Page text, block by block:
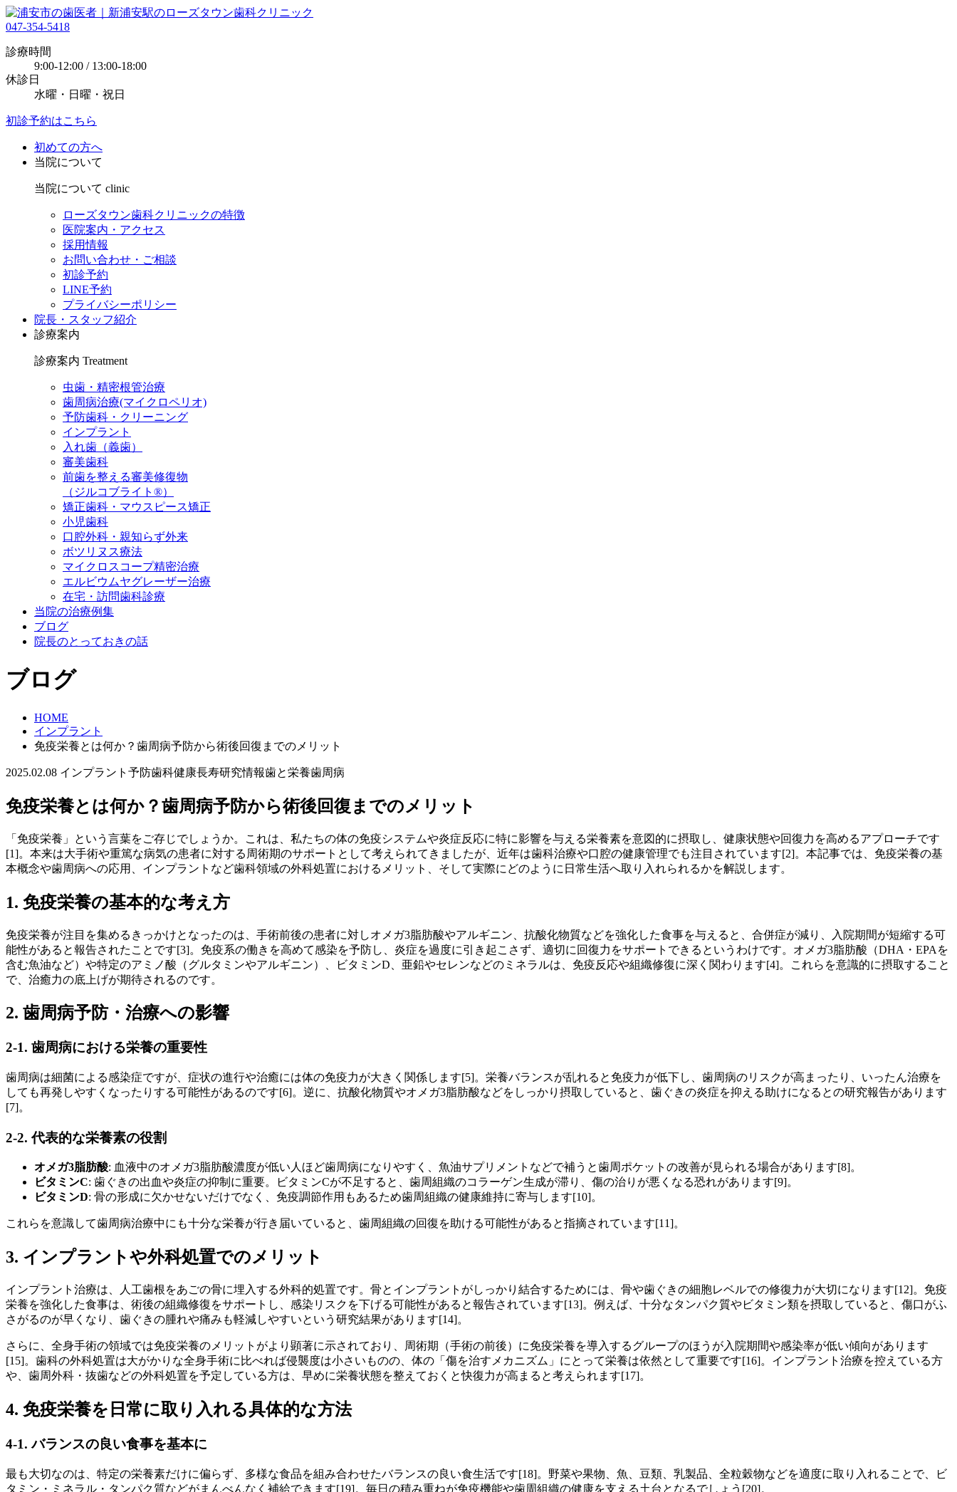
047-354-5418
診療時間
9:00-12:00 / 13:00-18:00
休診日
水曜・日曜・祝日
初診予約はこちら
初めての方へ
当院について
当院について clinic
ローズタウン歯科クリニックの特徴
医院案内・アクセス
採用情報
お問い合わせ・ご相談
初診予約
LINE予約
プライバシーポリシー
院長・スタッフ紹介
診療案内
診療案内 Treatment
虫歯・精密根管治療
歯周病治療(マイクロペリオ)
予防歯科・クリーニング
インプラント
入れ歯（義歯）
審美歯科
前歯を整える審美修復物
（ジルコブライト®）
矯正歯科・マウスピース矯正
小児歯科
口腔外科・親知らず外来
ボツリヌス療法
マイクロスコープ精密治療
エルビウムヤグレーザー治療
在宅・訪問歯科診療
当院の治療例集
ブログ
院長のとっておきの話
ブログ
HOME
インプラント
免疫栄養とは何か？歯周病予防から術後回復までのメリット
2025.02.08 インプラント 予防歯科健康長寿研究情報歯と栄養歯周病
免疫栄養とは何か？歯周病予防から術後回復までのメリット
「免疫栄養」という言葉をご存じでしょうか。これは、私たちの体の免疫システムや炎症反応に特に影響を与える栄養素を意図的に摂取し、健康状態や回復力を高めるアプローチです
[1]。本来は大手術や重篤な病気の患者に対する周術期のサポートとして考えられてきましたが、近年は歯科治療や口腔の健康管理でも注目されています[2]。本記事では、免疫栄養の基
本概念や歯周病への応用、インプラントなど歯科領域の外科処置におけるメリット、そして実際にどのように日常生活へ取り入れられるかを解説します。
1. 免疫栄養の基本的な考え方
免疫栄養が注目を集めるきっかけとなったのは、手術前後の患者に対しオメガ3脂肪酸やアルギニン、抗酸化物質などを強化した食事を与えると、合併症が減り、入院期間が短縮する可
能性があると報告されたことです[3]。免疫系の働きを高めて感染を予防し、炎症を過度に引き起こさず、適切に回復力をサポートできるというわけです。オメガ3脂肪酸（DHA・EPAを
含む魚油など）や特定のアミノ酸（グルタミンやアルギニン）、ビタミンD、亜鉛やセレンなどのミネラルは、免疫反応や組織修復に深く関わります[4]。これらを意識的に摂取すること
で、治癒力の底上げが期待されるのです。
2. 歯周病予防・治療への影響
2-1. 歯周病における栄養の重要性
歯周病は細菌による感染症ですが、症状の進行や治癒には体の免疫力が大きく関係します[5]。栄養バランスが乱れると免疫力が低下し、歯周病のリスクが高まったり、いったん治療を
しても再発しやすくなったりする可能性があるのです[6]。逆に、抗酸化物質やオメガ3脂肪酸などをしっかり摂取していると、歯ぐきの炎症を抑える助けになるとの研究報告があります
[7]。
2-2. 代表的な栄養素の役割
オメガ3脂肪酸: 血液中のオメガ3脂肪酸濃度が低い人ほど歯周病になりやすく、魚油サプリメントなどで補うと歯周ポケットの改善が見られる場合があります[8]。
ビタミンC: 歯ぐきの出血や炎症の抑制に重要。ビタミンCが不足すると、歯周組織のコラーゲン生成が滞り、傷の治りが悪くなる恐れがあります[9]。
ビタミンD: 骨の形成に欠かせないだけでなく、免疫調節作用もあるため歯周組織の健康維持に寄与します[10]。
これらを意識して歯周病治療中にも十分な栄養が行き届いていると、歯周組織の回復を助ける可能性があると指摘されています[11]。
3. インプラントや外科処置でのメリット
インプラント治療は、人工歯根をあごの骨に埋入する外科的処置です。骨とインプラントがしっかり結合するためには、骨や歯ぐきの細胞レベルでの修復力が大切になります[12]。免疫
栄養を強化した食事は、術後の組織修復をサポートし、感染リスクを下げる可能性があると報告されています[13]。例えば、十分なタンパク質やビタミン類を摂取していると、傷口がふ
さがるのが早くなり、歯ぐきの腫れや痛みも軽減しやすいという研究結果があります[14]。
さらに、全身手術の領域では免疫栄養のメリットがより顕著に示されており、周術期（手術の前後）に免疫栄養を導入するグループのほうが入院期間や感染率が低い傾向があります
[15]。歯科の外科処置は大がかりな全身手術に比べれば侵襲度は小さいものの、体の「傷を治すメカニズム」にとって栄養は依然として重要です[16]。インプラント治療を控えている方
や、歯周外科・抜歯などの外科処置を予定している方は、早めに栄養状態を整えておくと快復力が高まると考えられます[17]。
4. 免疫栄養を日常に取り入れる具体的な方法
4-1. バランスの良い食事を基本に
最も大切なのは、特定の栄養素だけに偏らず、多様な食品を組み合わせたバランスの良い食生活です[18]。野菜や果物、魚、豆類、乳製品、全粒穀物などを適度に取り入れることで、ビ
タミン・ミネラル・タンパク質などがまんべんなく補給できます[19]。毎日の積み重ねが免疫機能や歯周組織の健康を支える土台となるでしょう[20]。